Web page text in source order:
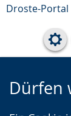
Droste-Portal
Dürfen